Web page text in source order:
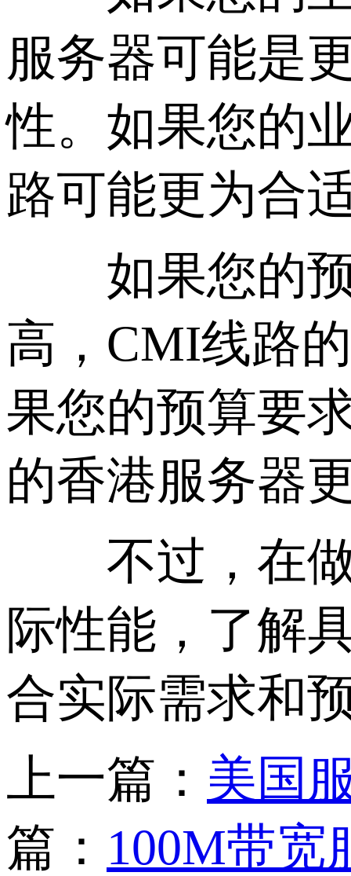
服务器可能是
性。如果您的
路可能更为合
如果您的预
高，CMI线路
果您的预算要
的香港服务器
不过，在做
际性能，了解
合实际需求和
上一篇： 美国
篇： 100M带宽